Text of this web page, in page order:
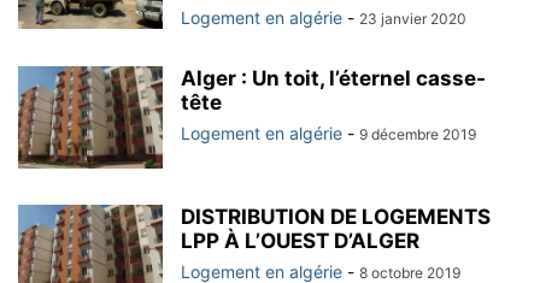
Logement en algérie - 23 janvier 2020
Alger : Un toit, l’éternel casse-
tête
Logement en algérie - 9 décembre 2019
DISTRIBUTION DE LOGEMENTS
LPP À L’OUEST D’ALGER
Logement en algérie - 8 octobre 2019